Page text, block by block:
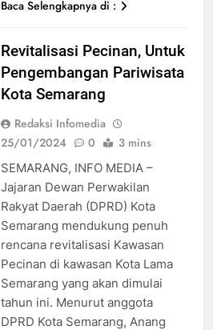
Baca Selengkapnya di :
Revitalisasi Pecinan, Untuk
Pengembangan Pariwisata
Kota Semarang
Redaksi Infomedia
25/01/2024
0 3 mins
SEMARANG, INFO MEDIA –
Jajaran Dewan Perwakilan
Rakyat Daerah (DPRD) Kota
Semarang mendukung penuh
rencana revitalisasi Kawasan
Pecinan di kawasan Kota Lama
Semarang yang akan dimulai
tahun ini. Menurut anggota
DPRD Kota Semarang, Anang